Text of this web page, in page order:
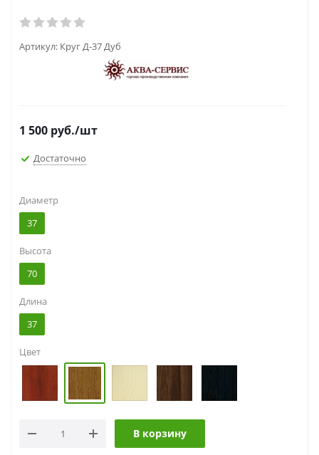
Артикул: Круг Д-37 Дуб
1 500 руб./шт
Достаточно
Диаметр
37
Высота
70
Длина
37
Цвет
В корзину